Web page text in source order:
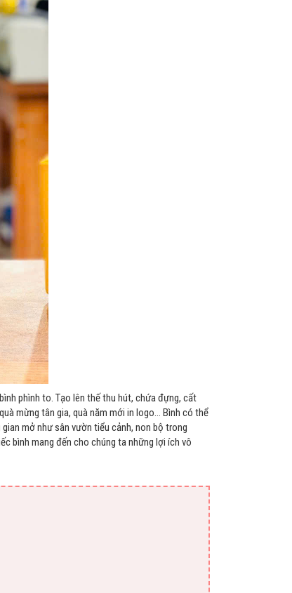
phình to. Tạo lên thế thu hút, chứa đựng, cất
mừng tân gia, quà năm mới in logo… Bình có thể
mở như sân vườn tiểu cảnh, non bộ trong
bình mang đến cho chúng ta những lợi ích vô